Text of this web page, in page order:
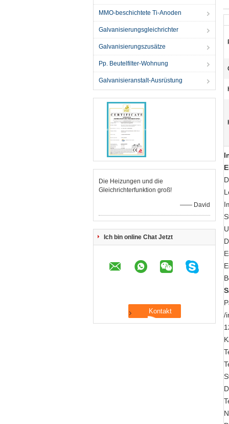
MMO-beschichtete Ti-Anoden
Galvanisierungsgleichrichter
Galvanisierungszusätze
Pp. Beutelfilter-Wohnung
Galvanisieranstalt-Ausrüstung
Die Heizungen und die
Gleichrichterfunktion groß!
—— David
Ich bin online Chat Jetzt
/